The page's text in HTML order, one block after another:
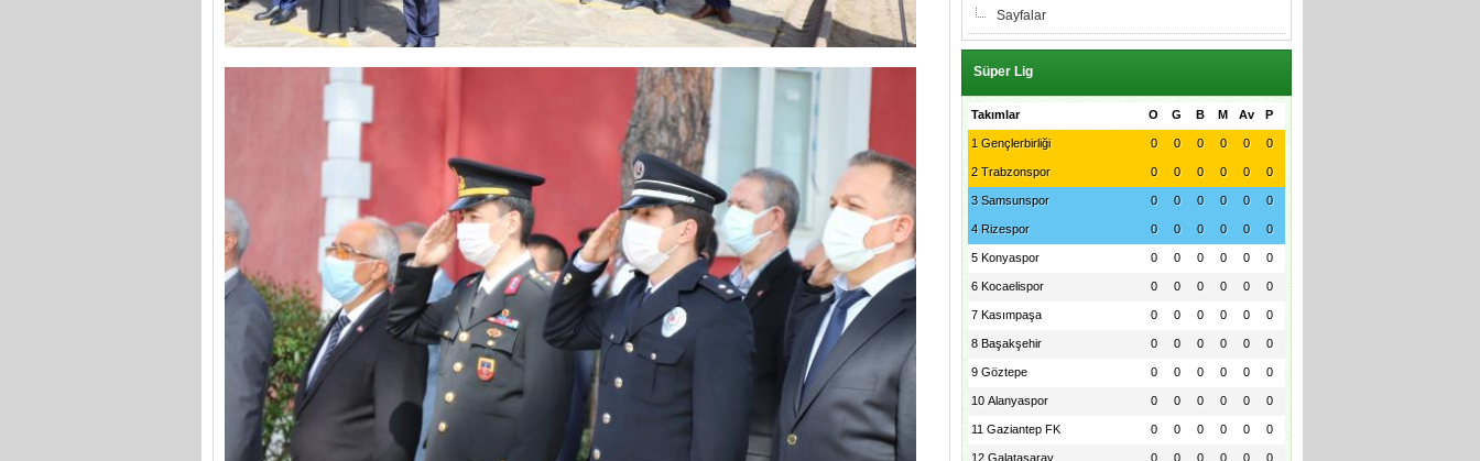
Sayfalar
Süper Lig
Takımlar P
Av
M
B
G
O
1 Gençlerbirliği 0
0
0
0
0
0
2 Trabzonspor 0
0
0
0
0
0
3 Samsunspor 0
0
0
0
0
0
4 Rizespor 0
0
0
0
0
0
5 Konyaspor 0
0
0
0
0
0
6 Kocaelispor 0
0
0
0
0
0
7 Kasımpaşa 0
0
0
0
0
0
8 Başakşehir 0
0
0
0
0
0
9 Göztepe 0
0
0
0
0
0
10 Alanyaspor 0
0
0
0
0
0
11 Gaziantep FK 0
0
0
0
0
0
12 Galatasaray 0
0
0
0
0
0